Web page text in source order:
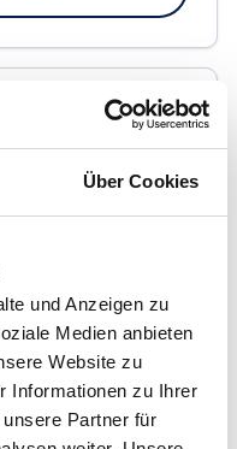
Über Cookies
und Anzeigen zu
Medien anbieten
Website zu
Informationen zu Ihrer
Partner für